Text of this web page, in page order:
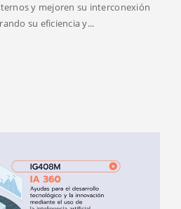
y mejoren su interconexión
su eficiencia y...